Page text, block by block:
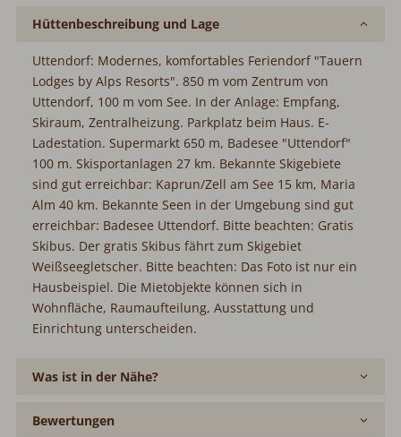
Hüttenbeschreibung und Lage
Uttendorf: Modernes, komfortables Feriendorf "Tauern
Lodges by Alps Resorts". 850 m vom Zentrum von
Uttendorf, 100 m vom See. In der Anlage: Empfang,
Skiraum, Zentralheizung. Parkplatz beim Haus. E-
Ladestation. Supermarkt 650 m, Badesee "Uttendorf"
100 m. Skisportanlagen 27 km. Bekannte Skigebiete
sind gut erreichbar: Kaprun/Zell am See 15 km, Maria
Alm 40 km. Bekannte Seen in der Umgebung sind gut
erreichbar: Badesee Uttendorf. Bitte beachten: Gratis
Skibus. Der gratis Skibus fährt zum Skigebiet
Weißseegletscher. Bitte beachten: Das Foto ist nur ein
Hausbeispiel. Die Mietobjekte können sich in
Wohnfläche, Raumaufteilung, Ausstattung und
Einrichtung unterscheiden.
Was ist in der Nähe?
Bewertungen